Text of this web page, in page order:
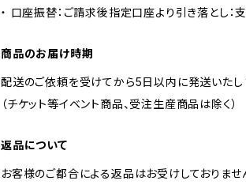
・ 口座振替：ご請求後指定口座より引き落とし：
商品のお届け時期
配送のご依頼を受けてから5日以内に発送いたし
（チケット等イベント商品、受注生産商品は除く）
返品について
お客様のご都合による返品はお受けしておりませ